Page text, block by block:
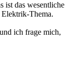
ist das wesentliche
Elektrik-Thema.
ich frage mich,